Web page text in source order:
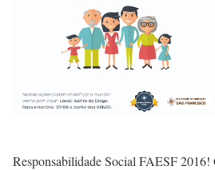
Responsabilidade Social FAESF 2016!